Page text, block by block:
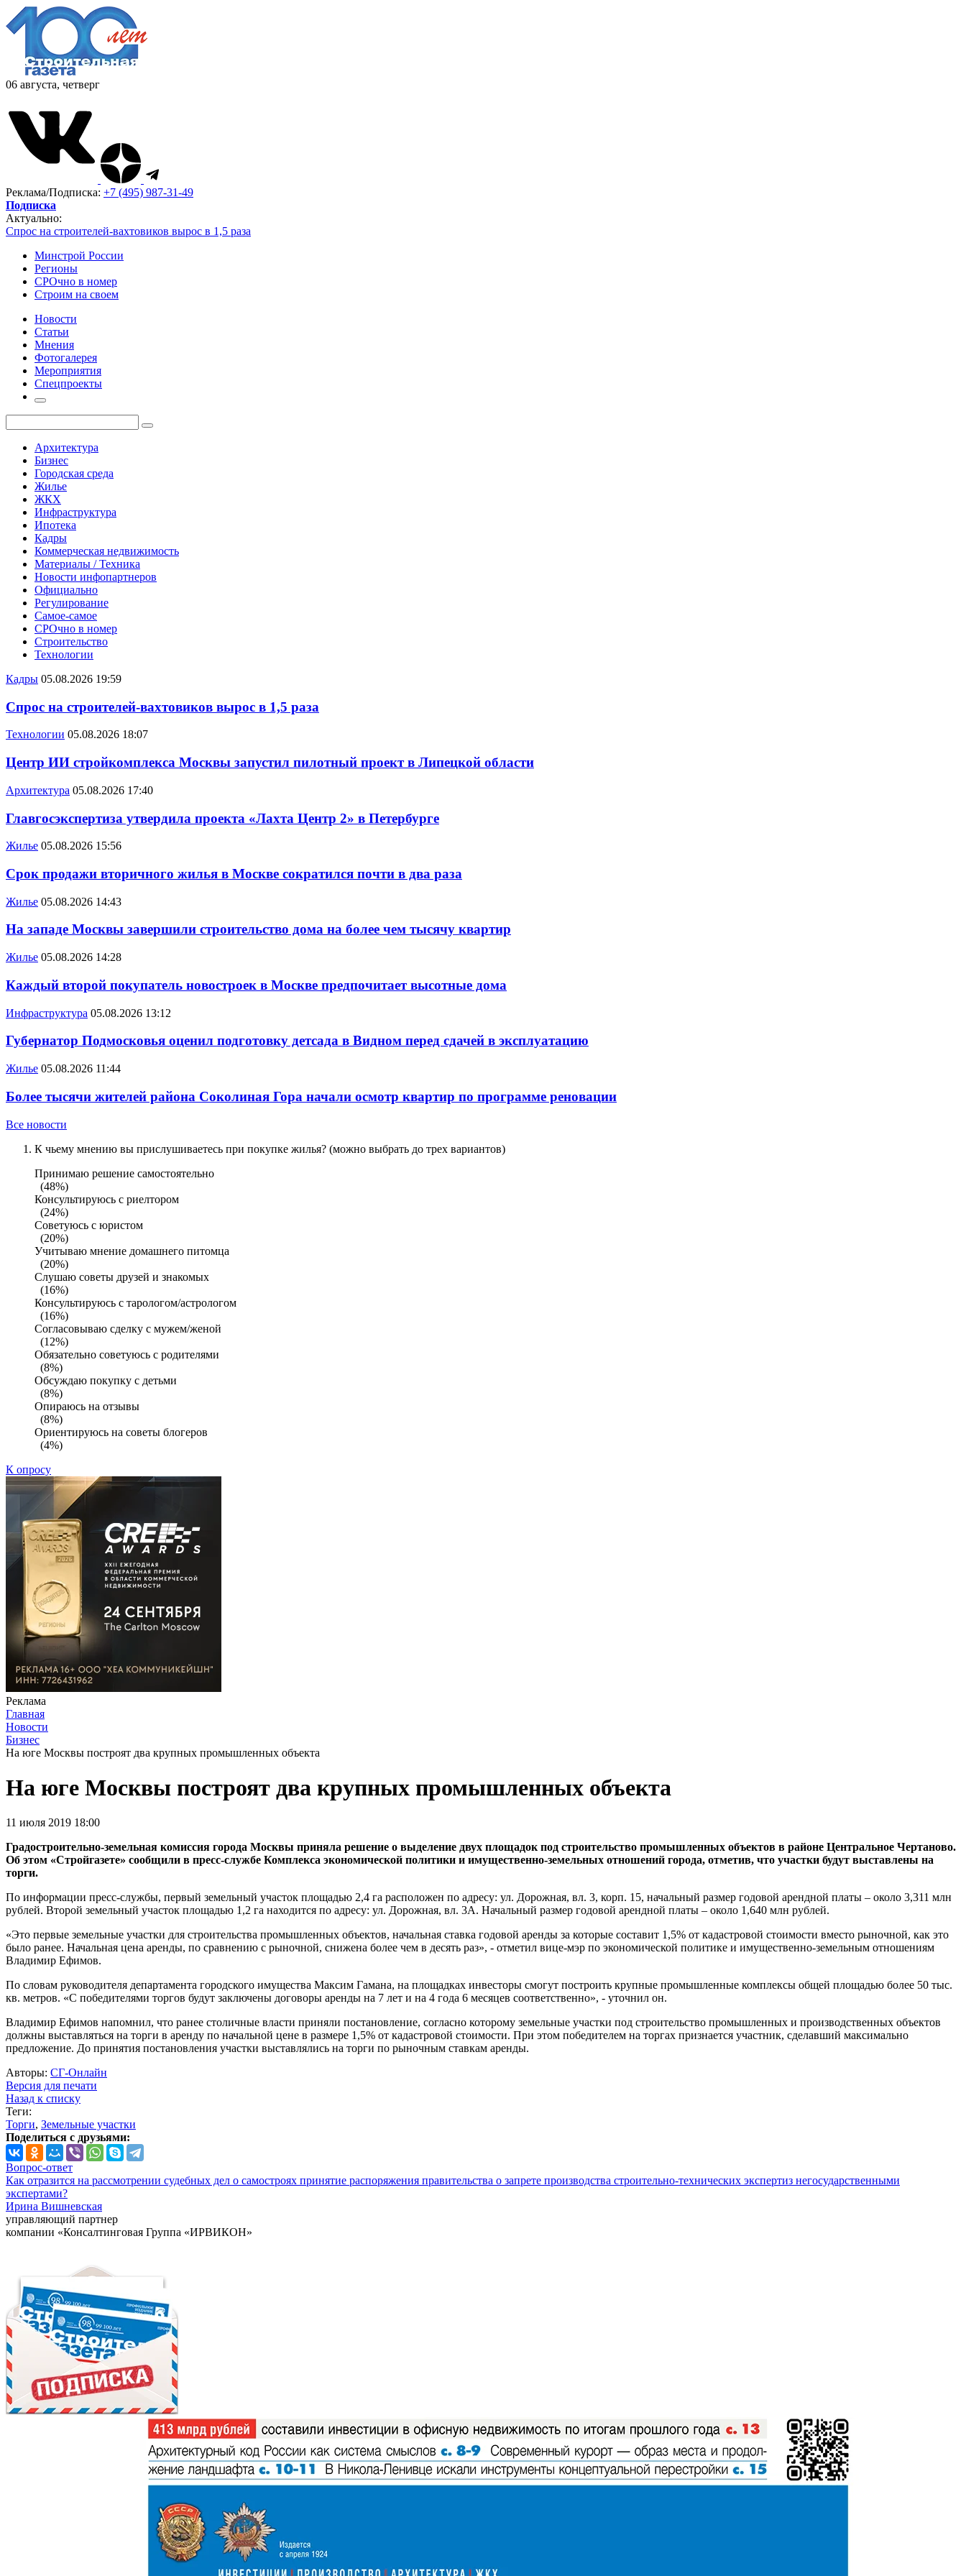
06 августа, четверг
Реклама/Подписка: +7 (495) 987-31-49
Подписка
Актуально:
Спрос на строителей-вахтовиков вырос в 1,5 раза
Минстрой России
Регионы
СРОчно в номер
Строим на своем
Новости
Статьи
Мнения
Фотогалерея
Мероприятия
Спецпроекты
Архитектура
Бизнес
Городская среда
Жилье
ЖКХ
Инфраструктура
Ипотека
Кадры
Коммерческая недвижимость
Материалы / Техника
Новости инфопартнеров
Официально
Регулирование
Самое-самое
СРОчно в номер
Строительство
Технологии
Кадры 05.08.2026 19:59
Спрос на строителей-вахтовиков вырос в 1,5 раза
Технологии 05.08.2026 18:07
Центр ИИ стройкомплекса Москвы запустил пилотный проект в Липецкой области
Архитектура 05.08.2026 17:40
Главгосэкспертиза утвердила проекта «Лахта Центр 2» в Петербурге
Жилье 05.08.2026 15:56
Срок продажи вторичного жилья в Москве сократился почти в два раза
Жилье 05.08.2026 14:43
На западе Москвы завершили строительство дома на более чем тысячу квартир
Жилье 05.08.2026 14:28
Каждый второй покупатель новостроек в Москве предпочитает высотные дома
Инфраструктура 05.08.2026 13:12
Губернатор Подмосковья оценил подготовку детсада в Видном перед сдачей в эксплуатацию
Жилье 05.08.2026 11:44
Более тысячи жителей района Соколиная Гора начали осмотр квартир по программе реновации
Все новости
К чьему мнению вы прислушиваетесь при покупке жилья? (можно выбрать до трех вариантов)
Принимаю решение самостоятельно
(48%)
Консультируюсь с риелтором
(24%)
Советуюсь с юристом
(20%)
Учитываю мнение домашнего питомца
(20%)
Слушаю советы друзей и знакомых
(16%)
Консультируюсь с тарологом/астрологом
(16%)
Согласовываю сделку с мужем/женой
(12%)
Обязательно советуюсь с родителями
(8%)
Обсуждаю покупку с детьми
(8%)
Опираюсь на отзывы
(8%)
Ориентируюсь на советы блогеров
(4%)
К опросу
Реклама
Главная
Новости
Бизнес
На юге Москвы построят два крупных промышленных объекта
На юге Москвы построят два крупных промышленных объекта
11 июля 2019 18:00
Градостроительно-земельная комиссия города Москвы приняла решение о выделение двух площадок под строительство промышленных объектов в районе Центральное Чертаново.
Об этом «Стройгазете» сообщили в пресс-службе Комплекса экономической политики и имущественно-земельных отношений города, отметив, что участки будут выставлены на
торги.
По информации пресс-службы, первый земельный участок площадью 2,4 га расположен по адресу: ул. Дорожная, вл. 3, корп. 15, начальный размер годовой арендной платы – около 3,311 млн
рублей. Второй земельный участок площадью 1,2 га находится по адресу: ул. Дорожная, вл. 3А. Начальный размер годовой арендной платы – около 1,640 млн рублей.
«Это первые земельные участки для строительства промышленных объектов, начальная ставка годовой аренды за которые составит 1,5% от кадастровой стоимости вместо рыночной, как это
было ранее. Начальная цена аренды, по сравнению с рыночной, снижена более чем в десять раз», - отметил вице-мэр по экономической политике и имущественно-земельным отношениям
Владимир Ефимов.
По словам руководителя департамента городского имущества Максим Гамана, на площадках инвесторы смогут построить крупные промышленные комплексы общей площадью более 50 тыс.
кв. метров. «С победителями торгов будут заключены договоры аренды на 7 лет и на 4 года 6 месяцев соответственно», - уточнил он.
Владимир Ефимов напомнил, что ранее столичные власти приняли постановление, согласно которому земельные участки под строительство промышленных и производственных объектов
должны выставляться на торги в аренду по начальной цене в размере 1,5% от кадастровой стоимости. При этом победителем на торгах признается участник, сделавший максимально
предложение. До принятия постановления участки выставлялись на торги по рыночным ставкам аренды.
Авторы: СГ-Онлайн
Версия для печати
Назад к списку
Теги:
Торги, Земельные участки
Поделиться с друзьями:
Вопрос-ответ
Как отразится на рассмотрении судебных дел о самостроях принятие распоряжения правительства о запрете производства строительно-технических экспертиз негосударственными
экспертами?
Ирина Вишневская
управляющий партнер
компании «Консалтинговая Группа «ИРВИКОН»